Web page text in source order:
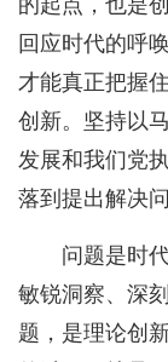
的起点，也是
回应时代的呼
才能真正把握
创新。坚持以
发展和我们党
落到提出解决
问题是时
敏锐洞察、深
题，是理论创